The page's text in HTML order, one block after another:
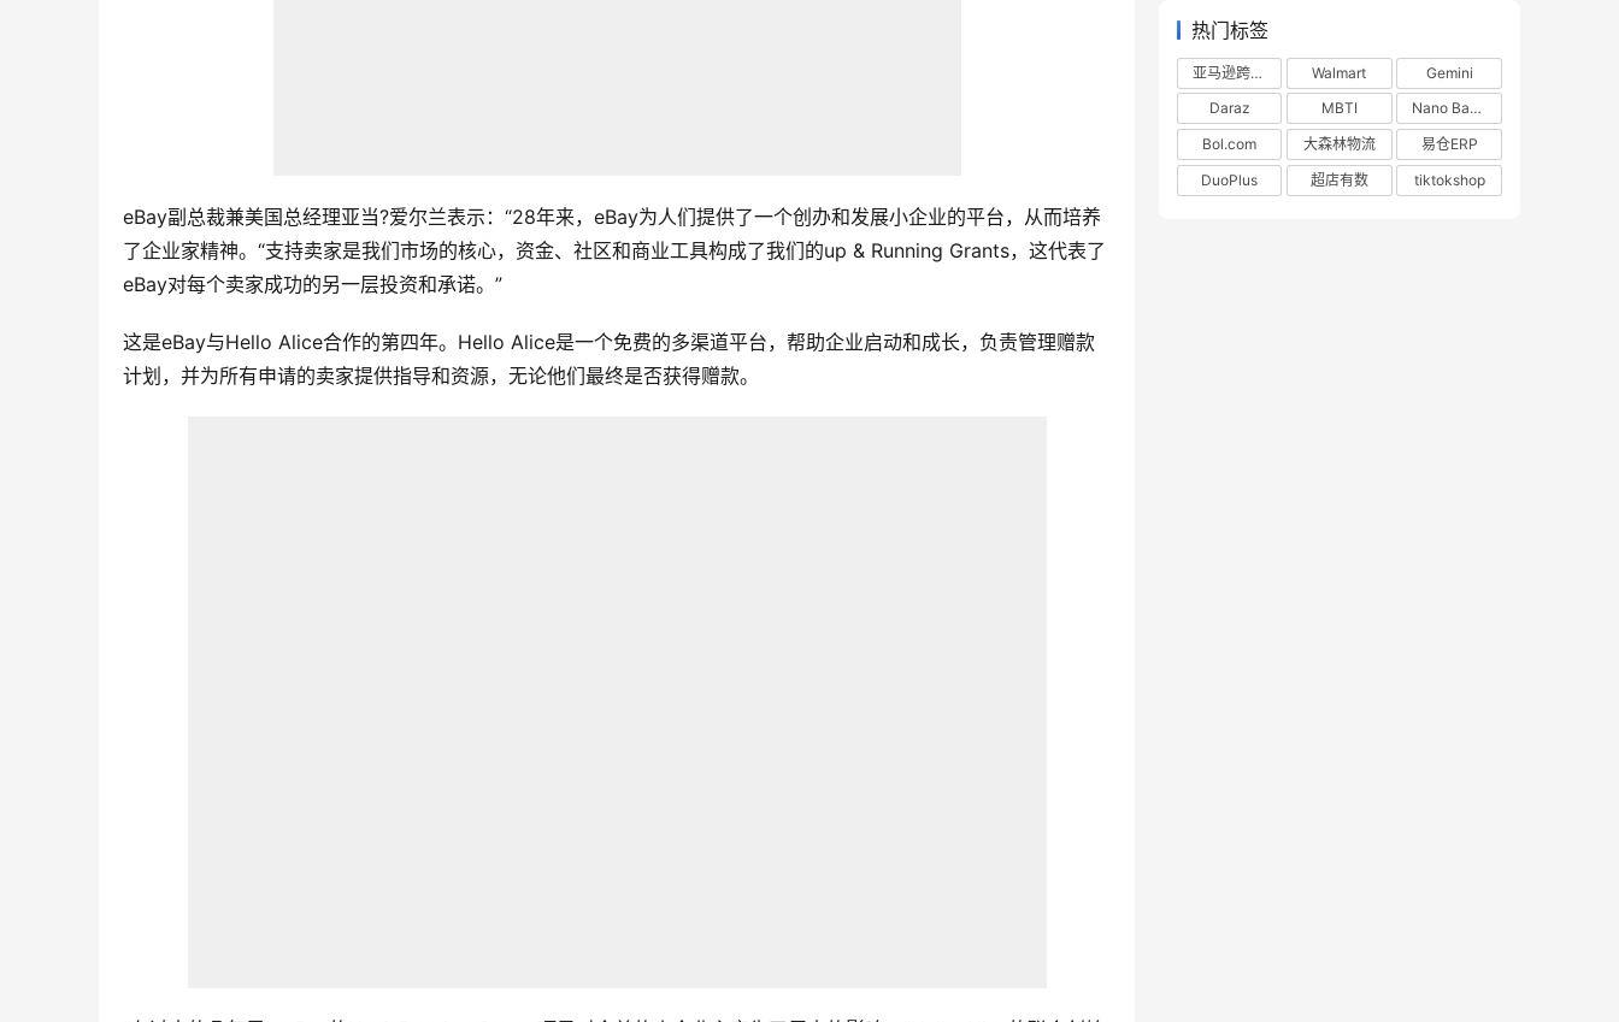
eBay副总裁兼美国总经理亚当?爱尔兰表示：“28年来，eBay为人们提供了一个创办和发展小企业的平台，从而培养
了企业家精神。“支持卖家是我们市场的核心，资金、社区和商业工具构成了我们的up & Running Grants，这代表了
eBay对每个卖家成功的另一层投资和承诺。”
这是eBay与Hello Alice合作的第四年。Hello Alice是一个免费的多渠道平台，帮助企业启动和成长，负责管理赠款
计划，并为所有申请的卖家提供指导和资源，无论他们最终是否获得赠款。
热门标签
亚马逊跨境电商 Walmart
Gemini
Daraz
MBTI
Nano Banana
Bol.com
大森林物流
易仓ERP
DuoPlus
超店有数 tiktokshop